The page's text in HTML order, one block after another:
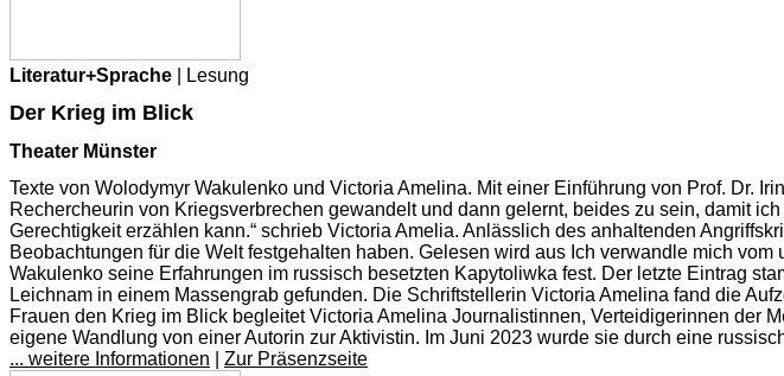
Literatur+Sprache | Lesung
Der Krieg im Blick
Theater Münster
Texte von Wolodymyr Wakulenko und Victoria Amelina. Mit einer Einführung von Prof. Dr.
Rechercheurin von Kriegsverbrechen gewandelt und dann gelernt, beides zu sein, damit
Gerechtigkeit erzählen kann.“ schrieb Victoria Amelia. Anlässlich des anhaltenden
Beobachtungen für die Welt festgehalten haben. Gelesen wird aus Ich verwandle mich
Wakulenko seine Erfahrungen im russisch besetzten Kapytoliwka fest. Der letzte Eintrag
Leichnam in einem Massengrab gefunden. Die Schriftstellerin Victoria Amelina fand die
Frauen den Krieg im Blick begleitet Victoria Amelina Journalistinnen, Verteidigerinnen der
eigene Wandlung von einer Autorin zur Aktivistin. Im Juni 2023 wurde sie durch eine
... weitere Informationen
Zur Präsenzseite